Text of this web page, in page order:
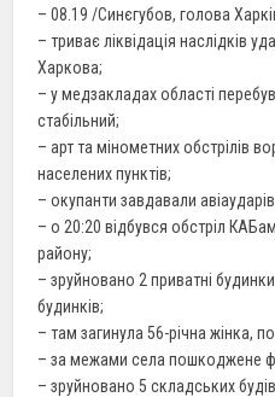
– 08.19 /Синєгубов, голова
– триває ліквідація наслідків
Харкова;
– у медзакладах області
стабільний;
– арт та мінометних обстрілів
населених пунктів;
– окупанти завдавали
– о 20:20 відбувся обстріл
району;
– зруйновано 2 приватні
будинків;
– там загинула 56-річна жінка,
– за межами села пошкоджене
– зруйновано 5 складських